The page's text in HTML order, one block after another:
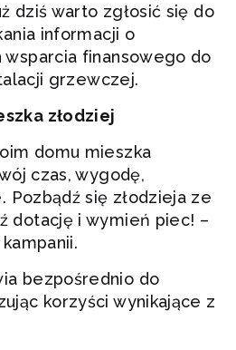
dziś warto zgłosić się do
informacji o
finansowego do
grzewczej.
złodziej
domu mieszka
czas, wygodę,
Pozbądź się złodzieja ze
dotację i wymień piec! –
bezpośrednio do
korzyści wynikające z